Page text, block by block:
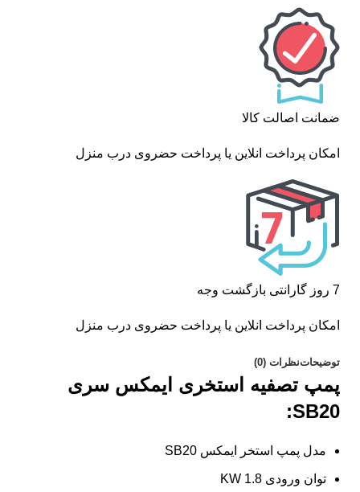
ضمانت اصالت کالا
امکان پرداخت انلاین یا پرداخت حضروی درب منزل
7 روز گارانتی بازگشت وجه
امکان پرداخت انلاین یا پرداخت حضروی درب منزل
توضیحاتنظرات (0)
پمپ تصفیه استخری ایمکس سری
SB20:
مدل پمپ استخر ایمکس SB20
توان ورودی 1.8 KW